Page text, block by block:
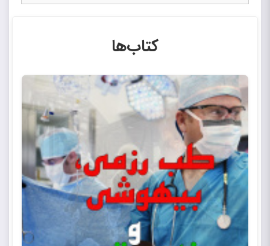
دانلود کتاب تاریخ بیهوشی ایران به
قلم: دکتر عوض حیدرپور
طب رزمی، بیهوشی و دفاع مقدس
کتاب‌ها